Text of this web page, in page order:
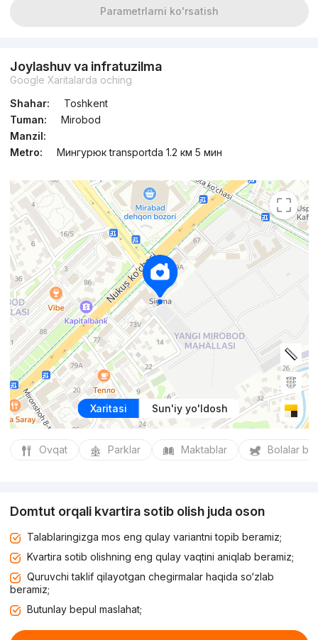
Parametrlarni ko'rsatish
Joylashuv va infratuzilma
Google Xaritalarda oching
Shahar:
Toshkent
Tuman:
Mirobod
Manzil:
Metro:
Мингурюк transportda 1.2 км 5 мин
Xaritasi Sun'iy yo'ldosh
Ovqat Parklar Maktablar Bolalar
Domtut orqali kvartira sotib olish juda oson
Talablaringizga mos eng qulay variantni topib beramiz;
Kvartira sotib olishning eng qulay vaqtini aniqlab beramiz;
Quruvchi taklif qilayotgan chegirmalar haqida so‘zlab
beramiz;
Butunlay bepul maslahat;